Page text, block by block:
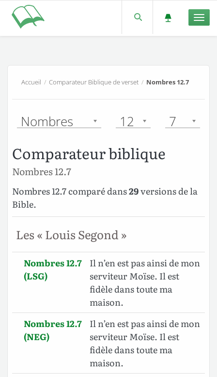
Accueil /Comparateur Biblique de verset / Nombres 12.7
Nombres 12 7
Comparateur biblique
Nombres 12.7
Nombres 12.7 comparé dans29versions de la
Bible.
Les « Louis Segond »
Nombres 12.7
(LSG)
Il n’en est pas ainsi de mon
serviteur Moïse. Il est
fidèle dans toute ma
maison.
Nombres 12.7
(NEG)
Il n’en est pas ainsi de mon
serviteur Moïse. Il est
fidèle dans toute ma
maison.